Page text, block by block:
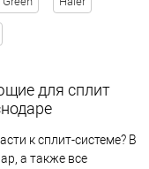
для сплит
к сплит-системе? В
а также все